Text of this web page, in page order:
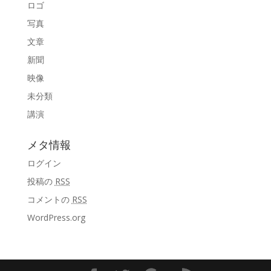
ロゴ
写真
文章
新聞
映像
未分類
講演
メタ情報
ログイン
投稿の RSS
コメントの RSS
WordPress.org